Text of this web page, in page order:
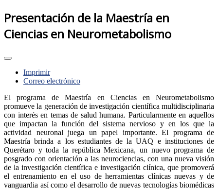
Presentación de la Maestría en
Ciencias en Neurometabolismo
Imprimir
Correo electrónico
El programa de Maestría en Ciencias en Neurometabolismo
promueve la generación de investigación científica multidisciplinaria
con interés en temas de salud humana. Particularmente en aquellos
que impactan la función del sistema nervioso y en los que la
actividad neuronal juega un papel importante. El programa de
Maestría brinda a los estudiantes de la UAQ e instituciones de
Querétaro y toda la república Mexicana, un nuevo programa de
posgrado con orientación a las neurociencias, con una nueva visión
de la investigación científica e investigación clínica, que promoverá
el entrenamiento en el uso de herramientas clínicas nuevas y de
vanguardia así como el desarrollo de nuevas tecnologías biomédicas